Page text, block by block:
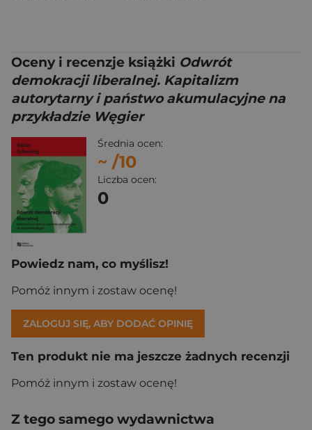
Oceny i recenzje książki Odwrót
demokracji liberalnej. Kapitalizm
autorytarny i państwo akumulacyjne na
przykładzie Węgier
Średnia ocen:
~ /10
Liczba ocen:
0
Powiedz nam, co myślisz!
Pomóż innym i zostaw ocenę!
ZALOGUJ SIĘ, ABY DODAĆ OPINIĘ
Ten produkt nie ma jeszcze żadnych recenzji
Pomóż innym i zostaw ocenę!
Z tego samego wydawnictwa